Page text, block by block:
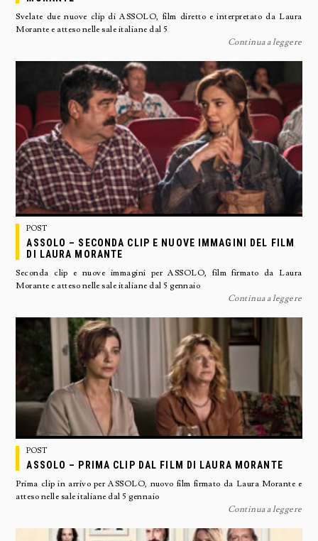
Svelate due nuove clip di ASSOLO, film diretto e interpretato da Laura
Morante e atteso nelle sale italiane dal 5
Continua a leggere
POST
ASSOLO – SECONDA CLIP E NUOVE IMMAGINI DEL FILM
DI LAURA MORANTE
Seconda clip e nuove immagini per ASSOLO, film firmato da Laura
Morante e atteso nelle sale italiane dal 5 gennaio
Continua a leggere
POST
ASSOLO – PRIMA CLIP DAL FILM DI LAURA MORANTE
Prima clip in arrivo per ASSOLO, nuovo film firmato da Laura Morante e
atteso nelle sale italiane dal 5 gennaio
Continua a leggere